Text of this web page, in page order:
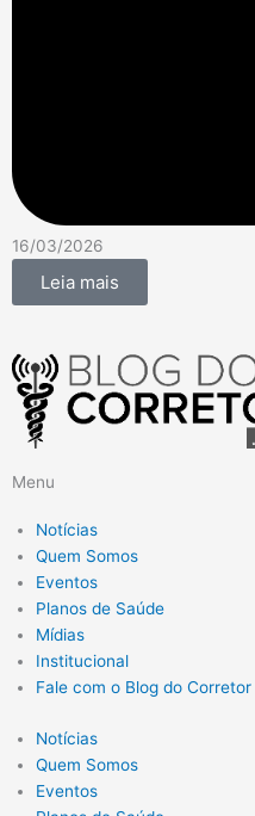
16/03/2026
Leia mais
Menu
Notícias
Quem Somos
Eventos
Planos de Saúde
Mídias
Institucional
Fale com o Blog do Corretor
Notícias
Quem Somos
Eventos